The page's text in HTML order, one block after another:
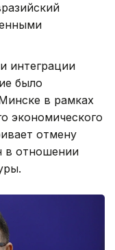
интеграции
было
в рамках
экономического
отмену
в отношении